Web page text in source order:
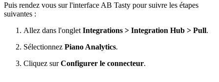
Puis rendez vous sur l'interface AB Tasty pour suivre les étapes
suivantes :
Allez dans l'onglet Integrations > Integration Hub > Pull.
Sélectionnez Piano Analytics.
Cliquez surConfigurer le connecteur.